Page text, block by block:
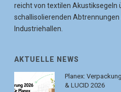
reicht von textilen Akustiksegeln
schallisolierenden
Industriehallen.
AKTUELLE NEWS
Planex:
& LUCID 2026